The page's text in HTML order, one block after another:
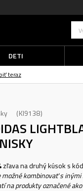
DETI
teraz
KI9138
zľava na druhý kúsok s
možné kombinovať s inými
na produkty označené ako